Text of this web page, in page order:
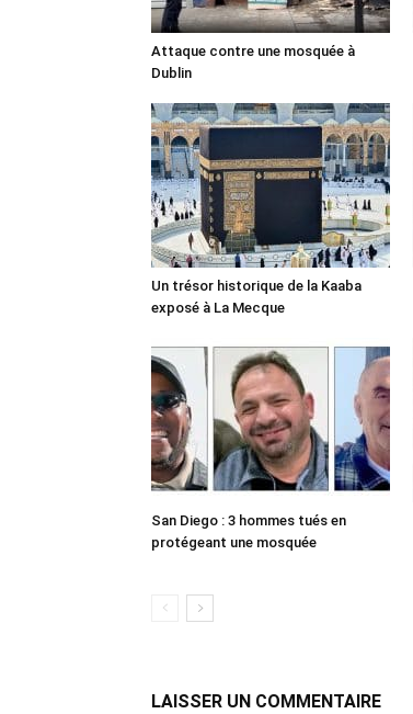
Attaque contre une mosquée à
Dublin
Un trésor historique de la Kaaba
exposé à La Mecque
San Diego : 3 hommes tués en
protégeant une mosquée
LAISSER UN COMMENTAIRE